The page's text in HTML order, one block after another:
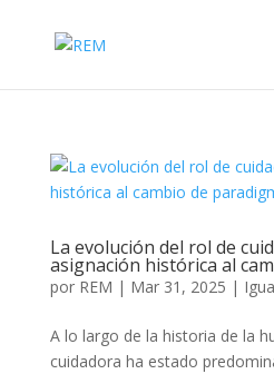
La evolución del rol de
asignación histórica al
por REM | Mar 31, 2025 |
A lo largo de la historia de la
cuidadora ha estado